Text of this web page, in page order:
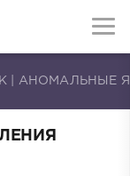
| АНОМАЛЬНЫЕ